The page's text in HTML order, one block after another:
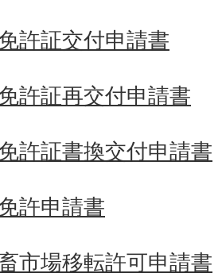
許証交付申請書
許証再交付申請書
許証書換交付申請書
許申請書
市場移転許可申請書